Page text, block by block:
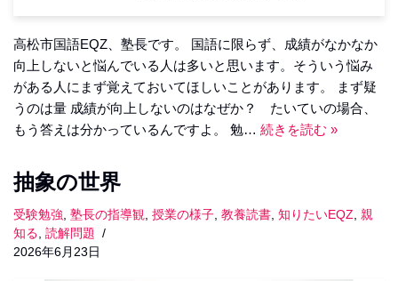
高松市国語EQZ、塾長です。 国語に限らず、成績がなかなか
向上しないと悩んでいる人は多いと思います。そういう悩み
がある人にまず覚えておいてほしいことがあります。 まず疑
うのは量 成績が向上しないのはなぜか？ たいていの場合、
もう答えは分かっているんですよ。 勉… 続きを読む »
抽象の世界
受験勉強 塾長の指導観 授業の様子 教養読書 知りたいEQZ 親
知る 読解問題
2026年6月23日